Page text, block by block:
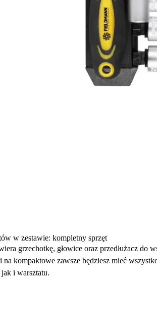
w zestawie: kompletny sprzęt
grzechotkę, głowice oraz przedłużacz do
kompaktowe zawsze będziesz mieć
i warsztatu.